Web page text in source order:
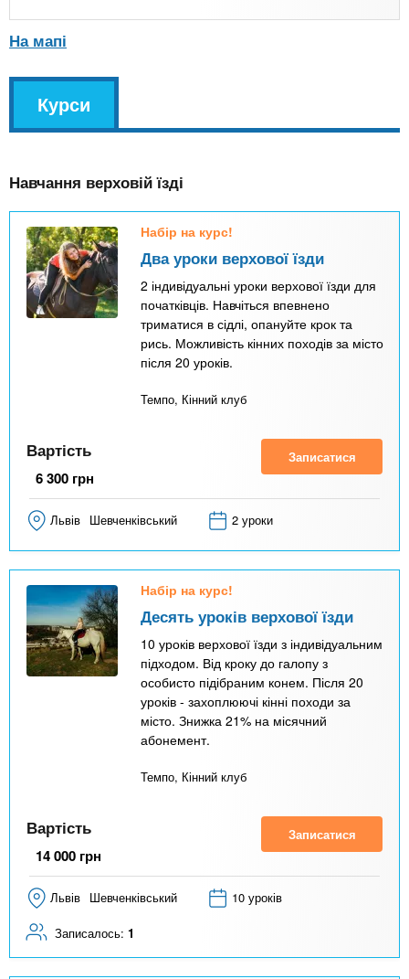
На мапі
l
Курси
(
а
т
и
в
н
а
в
к
а
)
Навчання верховій їзді
Набір на курс!
Два уроки верхової їзди
2 індивідуальні уроки верхової їзди для
початківців. Навчіться впевнено
триматися в сідлі, опануйте крок та
рись. Можливість кінних походів за місто
після 20 уроків.
Темпо, Кінний клуб
Вартість
6 300 грн
Записатися
Львів Шевченківський 2 уроки
Набір на курс!
Десять уроків верхової їзди
10 уроків верхової їзди з індивідуальним
підходом. Від кроку до галопу з
особисто підібраним конем. Після 20
уроків - захоплюючі кінні походи за
місто. Знижка 21% на місячний
абонемент.
Темпо, Кінний клуб
Вартість
14 000 грн
Записатися
Львів Шевченківський 10 уроків
Записалось: 1